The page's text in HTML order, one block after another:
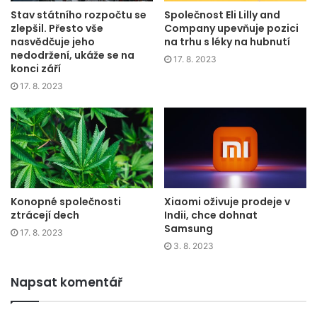
podobě sociálních sítí Facebook a Instagram v Evropě.
Další ze série negativních zpráv bylo oznámení, že ruší
svůj kryptoměnový projekt Diem, který měl být alternativou
Společnost také oznámila prudký nárůst nákladů na vývoj
virtuální technologie budoucnosti a prognózu slabých
vyhlídek na příjmy. Meta také uznala zpomalení růstu
příjmů obecně. Jako důvod uvedla rostoucí konkurenci.
Zuckerberg se propadl v
žebříčku bohatých
mezi investory, kteří se v únoru kvůli obavám promítli do
výrazného propadu hodnoty akciového trhu společnosti.
Stav státního rozpočtu se
zlepšil. Přesto vše
nasvědčuje jeho
nedodržení, ukáže se na
konci září
17. 8. 2023
Společnost Eli Lilly and
Company upevňuje pozici
na trhu s léky na hubnutí
17. 8. 2023
Konopné společnosti
ztrácejí dech
17. 8. 2023
Xiaomi oživuje prodeje v
Indii, chce dohnat
Samsung
3. 8. 2023
Napsat komentář